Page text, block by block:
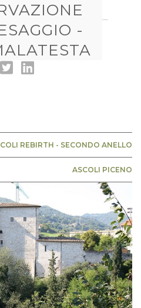
-
REBIRTH - SECONDO ANELLO
ASCOLI PICENO